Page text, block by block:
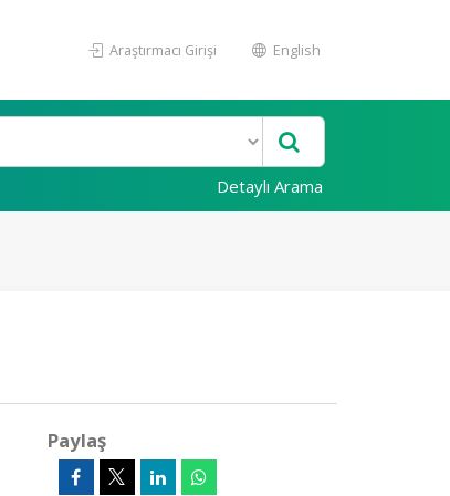
Araştırmacı Girişi English
Detaylı Arama
Paylaş